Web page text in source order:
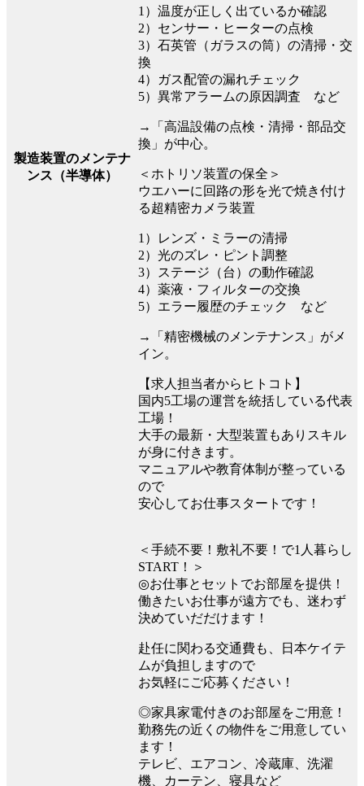
製造装置のメンテナ
ンス（半導体）
1）温度が正しく出ているか確認
2）センサー・ヒーターの点検
3）石英管（ガラスの筒）の清掃・交
換
4）ガス配管の漏れチェック
5）異常アラームの原因調査 など
→「高温設備の点検・清掃・部品交
換」が中心。
＜ホトリソ装置の保全＞
ウエハーに回路の形を光で焼き付け
る超精密カメラ装置
1）レンズ・ミラーの清掃
2）光のズレ・ピント調整
3）ステージ（台）の動作確認
4）薬液・フィルターの交換
5）エラー履歴のチェック など
→「精密機械のメンテナンス」がメ
イン。
【求人担当者からヒトコト】
国内5工場の運営を統括している代表
工場！
大手の最新・大型装置もありスキル
が身に付きます。
マニュアルや教育体制が整っている
ので
安心してお仕事スタートです！
＜手続不要！敷礼不要！で1人暮らし
START！＞
◎お仕事とセットでお部屋を提供！
働きたいお仕事が遠方でも、迷わず
決めていだだけます！
赴任に関わる交通費も、日本ケイテ
ムが負担しますので
お気軽にご応募ください！
◎家具家電付きのお部屋をご用意！
勤務先の近くの物件をご用意してい
ます！
テレビ、エアコン、冷蔵庫、洗濯
機、カーテン、寝具など